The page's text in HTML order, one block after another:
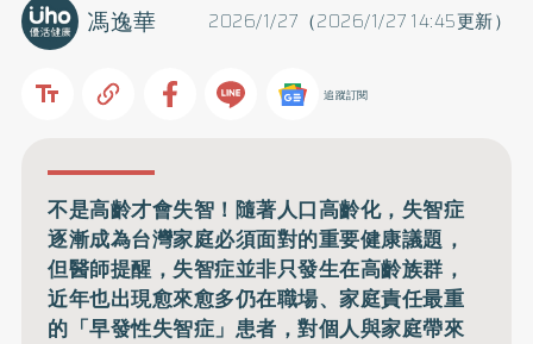
2026/1/27（2026/1/27 14:45更新）
馮逸華
追蹤訂閱
不是高齡才會失智！隨著人口高齡化，失智症
逐漸成為台灣家庭必須面對的重要健康議題，
但醫師提醒，失智症並非只發生在高齡族群，
近年也出現愈來愈多仍在職場、家庭責任最重
的「早發性失智症」患者，對個人與家庭帶來